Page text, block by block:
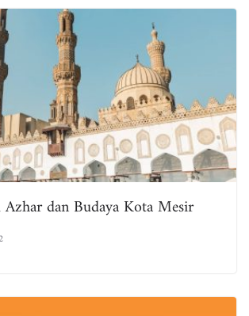
dan Budaya Kota Mesir